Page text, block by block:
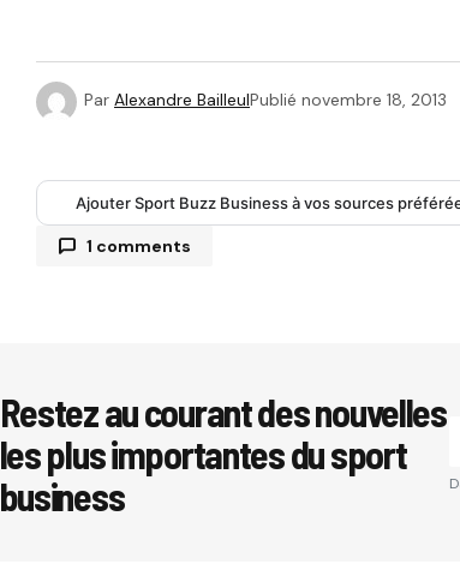
Par Alexandre BailleulPublié novembre 18, 2013
Ajouter Sport Buzz Business à vos sources
1 comments
Comment*
Restez au courant des nouvelles
les plus importantes du sport
business